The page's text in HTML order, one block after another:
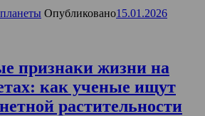
Опубликовано15.01.2026
признаки жизни на
как ученые ищут
растительности